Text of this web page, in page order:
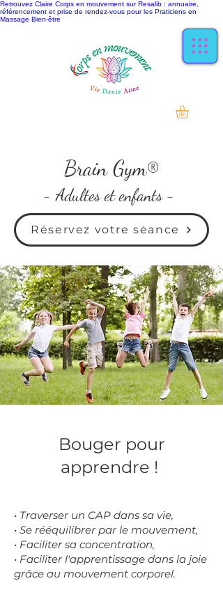
Retrouvez Claire Corps en mouvement sur Resalib : annuaire,
référencement et prise de rendez-vous pour les Praticiens en
Massage Bien-être
Brain Gym®
- Adultes et enfants -
Réservez votre séance
Bouger pour
apprendre !
• Traverser un CAP dans sa vie,
• Se rééquilibrer par le mouvement,
• Faciliter sa concentration,
• Faciliter l'apprentissage dans la joie
grâce au mouvement corporel.